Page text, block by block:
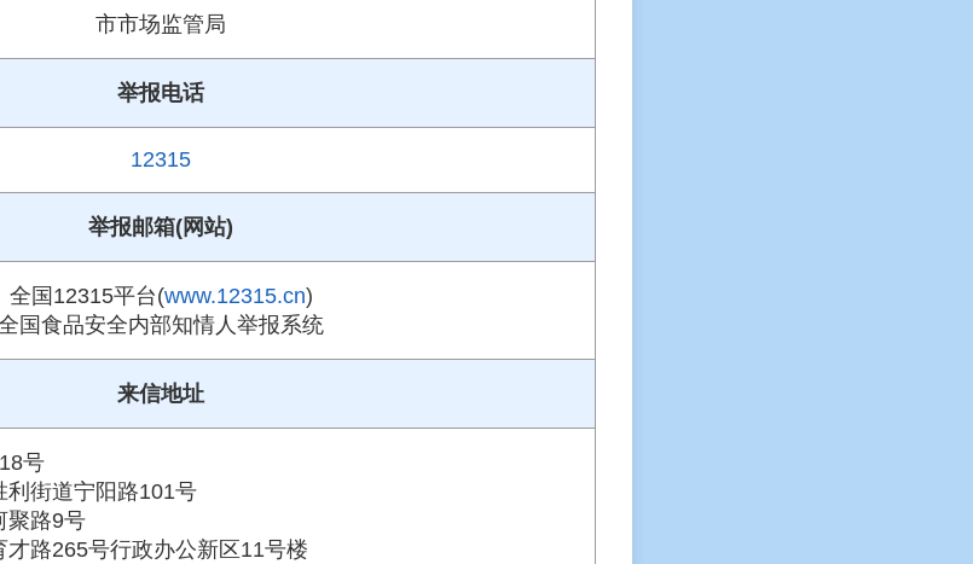
市市场监管局
举报电话
12315
举报邮箱(网站)
全国12315平台(www.12315.cn)
国食品安全内部知情人举报系统
来信地址
号
利街道宁阳路101号
聚路9号
路265号行政办公新区11号楼